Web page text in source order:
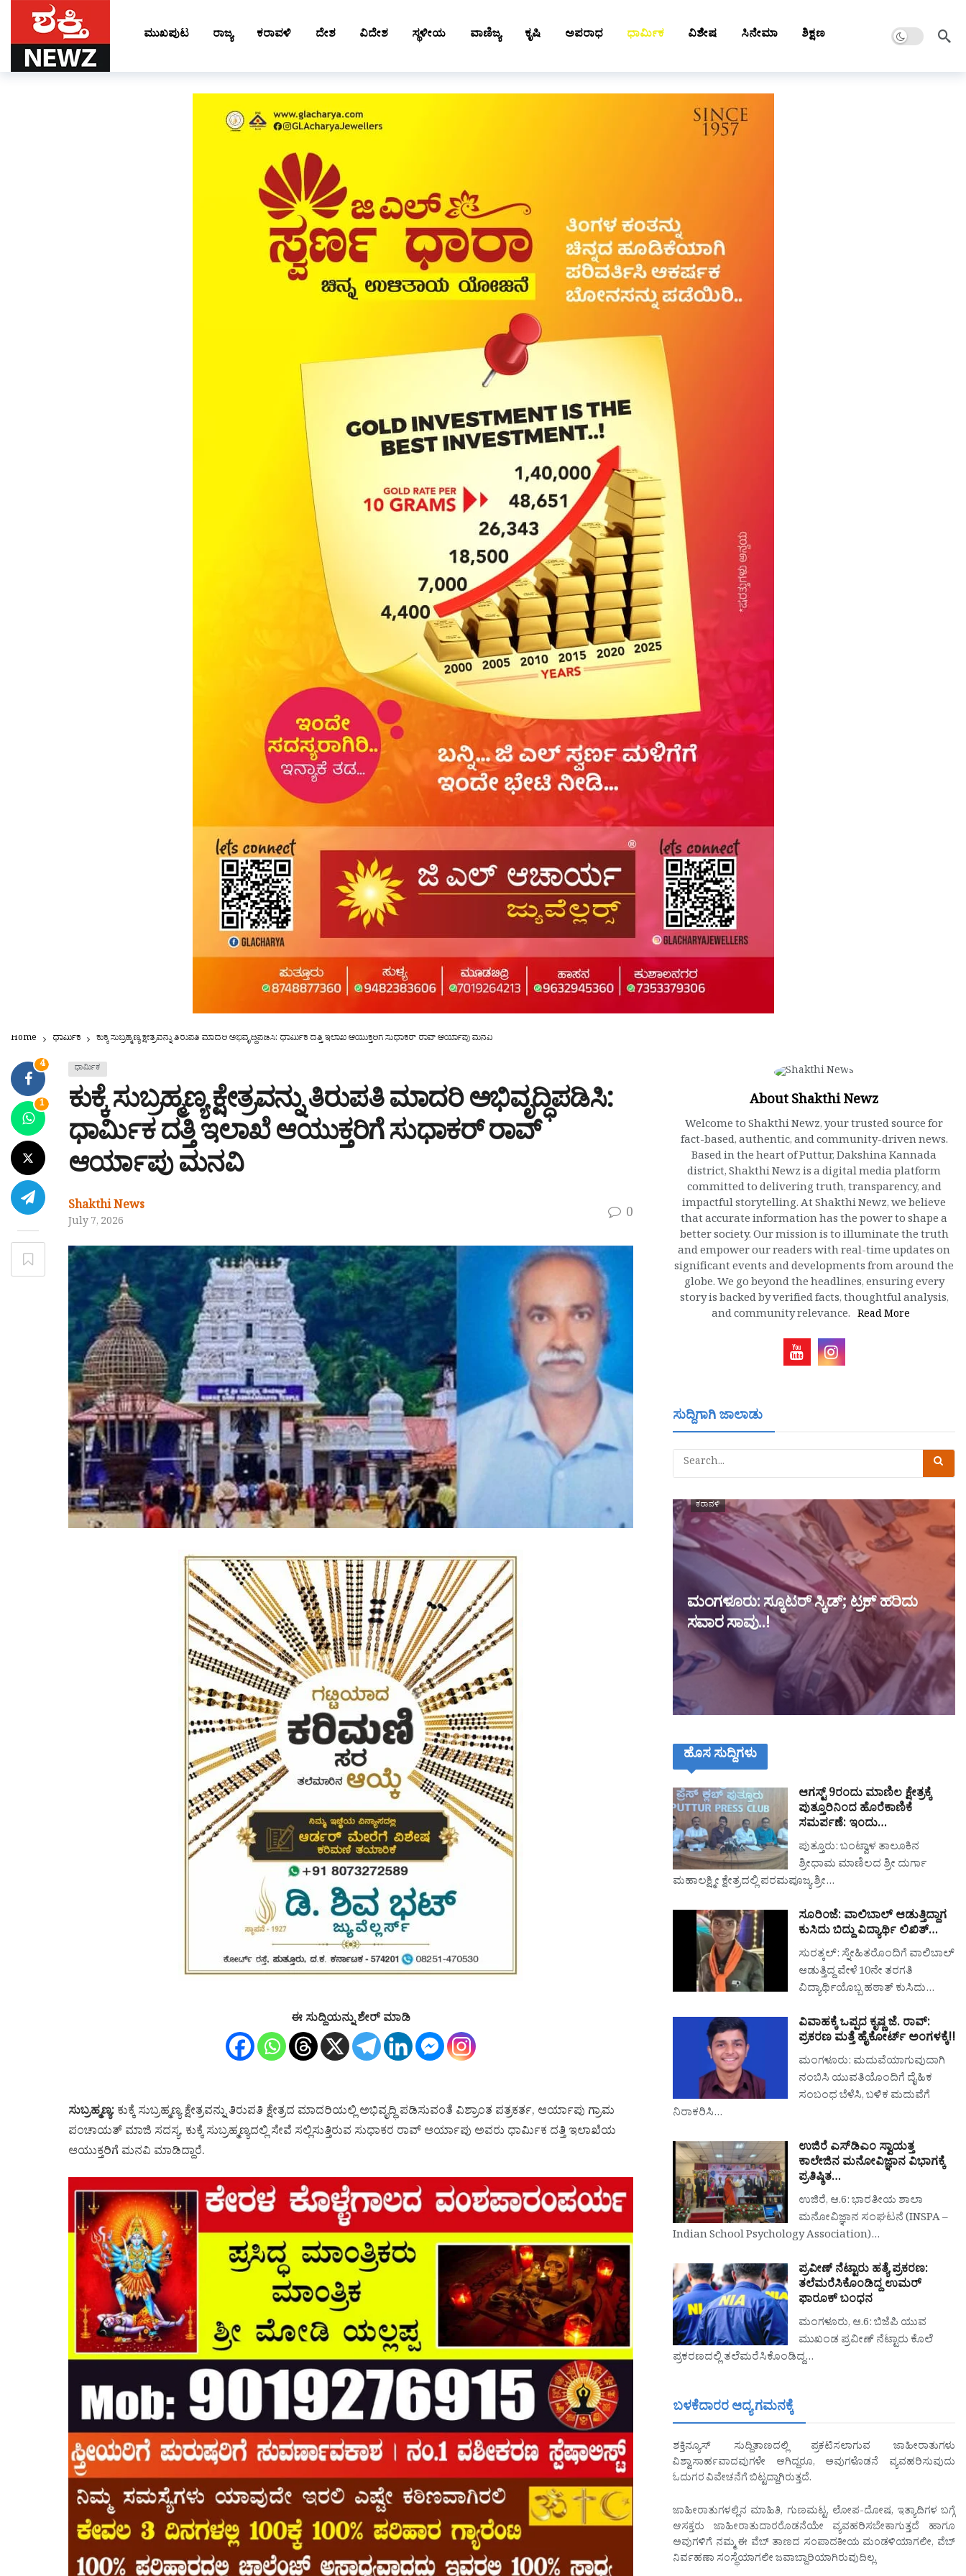
ಮುಖಪುಟ ರಾಜ್ಯ ಕರಾವಳಿ ದೇಶ ವಿದೇಶ ಸ್ಥಳೀಯ ವಾಣಿಜ್ಯ ಕೃಷಿ ಅಪರಾಧ ಧಾರ್ಮಿಕ ವಿಶೇಷ ಸಿನೇಮಾ ಶಿಕ್ಷಣ Dark mode
Home ಧಾರ್ಮಿಕ ಕುಕ್ಕೆ ಸುಬ್ರಹ್ಮಣ್ಯ ಕ್ಷೇತ್ರವನ್ನು ತಿರುಪತಿ ಮಾದರಿ ಅಭಿವೃದ್ಧಿಪಡಿಸಿ: ಧಾರ್ಮಿಕ ದತ್ತಿ ಇಲಾಖೆ ಆಯುಕ್ತರಿಗೆ ಸುಧಾಕರ್ ರಾವ್ ಆರ್ಯಾಪು ಮನವಿ
ಧಾರ್ಮಿಕ
ಕುಕ್ಕೆ ಸುಬ್ರಹ್ಮಣ್ಯ ಕ್ಷೇತ್ರವನ್ನು ತಿರುಪತಿ ಮಾದರಿ ಅಭಿವೃದ್ಧಿಪಡಿಸಿ:
ಧಾರ್ಮಿಕ ದತ್ತಿ ಇಲಾಖೆ ಆಯುಕ್ತರಿಗೆ ಸುಧಾಕರ್ ರಾವ್
ಆರ್ಯಾಪು ಮನವಿ
Shakthi News
July 7, 2026 0
4
1
ಈ ಸುದ್ದಿಯನ್ನು ಶೇರ್ ಮಾಡಿ
ಸುಬ್ರಹ್ಮಣ್ಯ:ಕುಕ್ಕೆ ಸುಬ್ರಹ್ಮಣ್ಯ ಕ್ಷೇತ್ರವನ್ನು ತಿರುಪತಿ ಕ್ಷೇತ್ರದ ಮಾದರಿಯಲ್ಲಿ ಅಭಿವೃದ್ಧಿ ಪಡಿಸುವಂತೆ ವಿಶ್ರಾಂತ ಪತ್ರಕರ್ತ, ಆರ್ಯಾಪು ಗ್ರಾಮ
ಪಂಚಾಯತ್ ಮಾಜಿ ಸದಸ್ಯ, ಕುಕ್ಕೆ ಸುಬ್ರಹ್ಮಣ್ಯದಲ್ಲಿ ಸೇವೆ ಸಲ್ಲಿಸುತ್ತಿರುವ ಸುಧಾಕರ ರಾವ್ ಆರ್ಯಾಪು ಅವರು ಧಾರ್ಮಿಕ ದತ್ತಿ ಇಲಾಖೆಯ
ಆಯುಕ್ತರಿಗೆ ಮನವಿ ಮಾಡಿದ್ದಾರೆ.
About Shakthi Newz
Welcome to Shakthi Newz, your trusted source for
fact-based, authentic, and community-driven news.
Based in the heart of Puttur, Dakshina Kannada
district, Shakthi Newz is a digital media platform
committed to delivering truth, transparency, and
impactful storytelling. At Shakthi Newz, we believe
that accurate information has the power to shape a
better society. Our mission is to illuminate the truth
and empower our readers with real-time updates on
significant events and developments from around the
globe. We go beyond the headlines, ensuring every
story is backed by verified facts, thoughtful analysis,
and community relevance. Read More
ಸುದ್ದಿಗಾಗಿ ಜಾಲಾಡು
ಕರಾವಳಿ
ಮಂಗಳೂರು: ಸ್ಕೂಟರ್ ಸ್ಕಿಡ್; ಟ್ರಕ್ ಹರಿದು
ಸವಾರ ಸಾವು..!
ಹೊಸ ಸುದ್ದಿಗಳು
ಆಗಸ್ಟ್ 9ರಂದು ಮಾಣಿಲ ಕ್ಷೇತ್ರಕ್ಕೆ
ಪುತ್ತೂರಿನಿಂದ ಹೊರೆಕಾಣಿಕೆ
ಸಮರ್ಪಣೆ: ಇಂದು…
ಪುತ್ತೂರು: ಬಂಟ್ವಾಳ ತಾಲೂಕಿನ
ಶ್ರೀಧಾಮ ಮಾಣಿಲದ ಶ್ರೀ ದುರ್ಗಾ
ಮಹಾಲಕ್ಷ್ಮೀ ಕ್ಷೇತ್ರದಲ್ಲಿ ಪರಮಪೂಜ್ಯ ಶ್ರೀ…
ಸೂರಿಂಜೆ: ವಾಲಿಬಾಲ್ ಆಡುತ್ತಿದ್ದಾಗ
ಕುಸಿದು ಬಿದ್ದು ವಿದ್ಯಾರ್ಥಿ ಲಿಖಿತ್…
ಸುರತ್ಕಲ್: ಸ್ನೇಹಿತರೊಂದಿಗೆ ವಾಲಿಬಾಲ್
ಆಡುತ್ತಿದ್ದ ವೇಳೆ 10ನೇ ತರಗತಿ
ವಿದ್ಯಾರ್ಥಿಯೊಬ್ಬ ಹಠಾತ್ ಕುಸಿದು…
ವಿವಾಹಕ್ಕೆ ಒಪ್ಪದ ಕೃಷ್ಣ ಜೆ. ರಾವ್:
ಪ್ರಕರಣ ಮತ್ತೆ ಹೈಕೋರ್ಟ್ ಅಂಗಳಕ್ಕೆ!!
ಮಂಗಳೂರು: ಮದುವೆಯಾಗುವುದಾಗಿ
ನಂಬಿಸಿ ಯುವತಿಯೊಂದಿಗೆ ದೈಹಿಕ
ಸಂಬಂಧ ಬೆಳೆಸಿ, ಬಳಿಕ ಮದುವೆಗೆ
ನಿರಾಕರಿಸಿ…
ಉಜಿರೆ ಎಸ್‌ಡಿಎಂ ಸ್ವಾಯತ್ತ
ಕಾಲೇಜಿನ ಮನೋವಿಜ್ಞಾನ ವಿಭಾಗಕ್ಕೆ
ಪ್ರತಿಷ್ಠಿತ…
ಉಜಿರೆ, ಆ.6: ಭಾರತೀಯ ಶಾಲಾ
ಮನೋವಿಜ್ಞಾನ ಸಂಘಟನೆ (INSPA –
Indian School Psychology Association)…
ಪ್ರವೀಣ್‌ ನೆಟ್ಟಾರು ಹತ್ಯೆ ಪ್ರಕರಣ:
ತಲೆಮರೆಸಿಕೊಂಡಿದ್ದ ಉಮರ್‌
ಫಾರೂಕ್‌ ಬಂಧನ
ಮಂಗಳೂರು, ಆ.6: ಬಿಜೆಪಿ ಯುವ
ಮುಖಂಡ ಪ್ರವೀಣ್‌ ನೆಟ್ಟಾರು ಕೊಲೆ
ಪ್ರಕರಣದಲ್ಲಿ ತಲೆಮರೆಸಿಕೊಂಡಿದ್ದ…
ಬಳಕೆದಾರರ ಆದ್ಯ ಗಮನಕ್ಕೆ
ಶಕ್ತಿನ್ಯೂಸ್ ಸುದ್ದಿತಾಣದಲ್ಲಿ ಪ್ರಕಟಿಸಲಾಗುವ ಜಾಹೀರಾತುಗಳು
ವಿಶ್ವಾಸಾರ್ಹವಾದವುಗಳೇ ಆಗಿದ್ದರೂ, ಅವುಗಳೊಡನೆ ವ್ಯವಹರಿಸುವುದು
ಓದುಗರ ವಿವೇಚನೆಗೆ ಬಿಟ್ಟದ್ದಾಗಿರುತ್ತದೆ.
ಜಾಹೀರಾತುಗಳಲ್ಲಿನ ಮಾಹಿತಿ, ಗುಣಮಟ್ಟ, ಲೋಪ-ದೋಷ, ಇತ್ಯಾದಿಗಳ ಬಗ್ಗೆ
ಆಸಕ್ತರು ಜಾಹೀರಾತುದಾರರೊಡನೆಯೇ ವ್ಯವಹರಿಸಬೇಕಾಗುತ್ತದೆ ಹಾಗೂ
ಅವುಗಳಿಗೆ ನಮ್ಮ ಈ ವೆಬ್ ತಾಣದ ಸಂಪಾದಕೀಯ ಮಂಡಳಿಯಾಗಲೀ, ವೆಬ್
ನಿರ್ವಹಣಾ ಸಂಸ್ಥೆಯಾಗಲೀ ಜವಾಬ್ದಾರಿಯಾಗಿರುವುದಿಲ್ಲ.